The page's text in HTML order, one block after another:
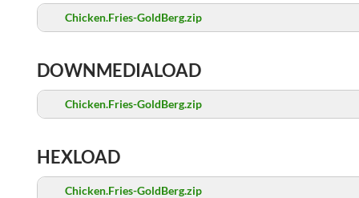
Chicken.Fries-GoldBerg.zip
DOWNMEDIALOAD
Chicken.Fries-GoldBerg.zip
HEXLOAD
Chicken.Fries-GoldBerg.zip